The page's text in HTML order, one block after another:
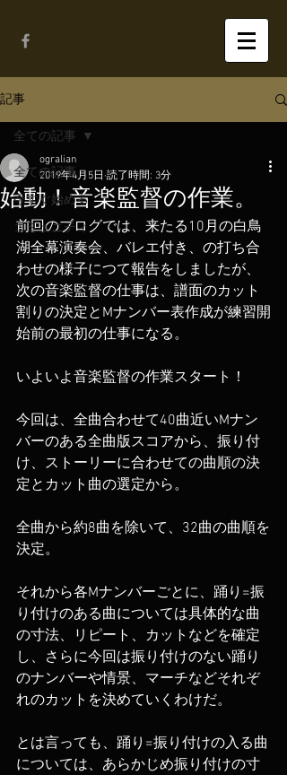
記事
全ての記事
今すぐ始める
コミュニティ
全ての記事
始動！音楽監督の作業。
ogralian
2019年4月5日 読了時間: 3分
前回のブログでは、来たる10月の白鳥
湖全幕演奏会、バレエ付き、の打ち合
わせの様子につて報告をしましたが、
次の音楽監督の仕事は、譜面のカット
割りの決定とMナンバー表作成が練習開
始前の最初の仕事になる。
いよいよ音楽監督の作業スタート！
今回は、全曲合わせて40曲近いMナン
バーのある全曲版スコアから、振り付
け、ストーリーに合わせての曲順の決
定とカット曲の選定から。
全曲から約8曲を除いて、32曲の曲順を
決定。
それから各Mナンバーごとに、踊り=振
り付けのある曲については具体的な曲
の寸法、リピート、カットなどを確定
し、さらに今回は振り付けのない踊り
のナンバーや情景、マーチなどそれぞ
れのカットを決めていくわけだ。
とは言っても、踊り=振り付けの入る曲
については、あらかじめ振り付けの寸